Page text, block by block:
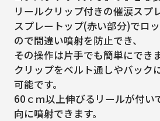
リールクリップ付きの催涙スプレ
スプレートップ(赤い部分)でロ
ので間違い噴射を防止でき、
その操作は片手でも簡単にできま
クリップをベルト通しやバック
可能です。
60ｃｍ以上伸びるリールが付い
向に噴射できます。